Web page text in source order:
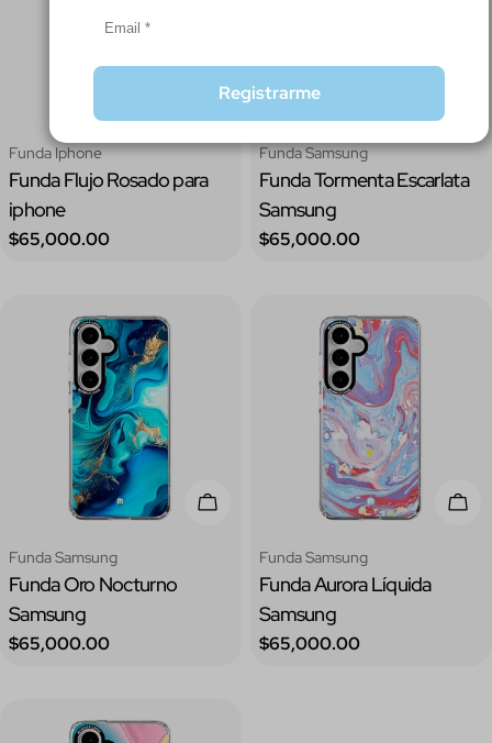
Registrarme
Elige Opciones
Tipo:
Funda Iphone
Funda Flujo Rosado para
iphone
Precio
$65,000.00
Tipo:
Funda Samsung
Funda Tormenta Escarlata
Samsung
Precio
$65,000.00
Elige Opciones
Tipo:
Funda Samsung
Funda Oro Nocturno
Samsung
Precio
$65,000.00
Tipo:
Funda Samsung
Funda Aurora Líquida
Samsung
Precio
$65,000.00